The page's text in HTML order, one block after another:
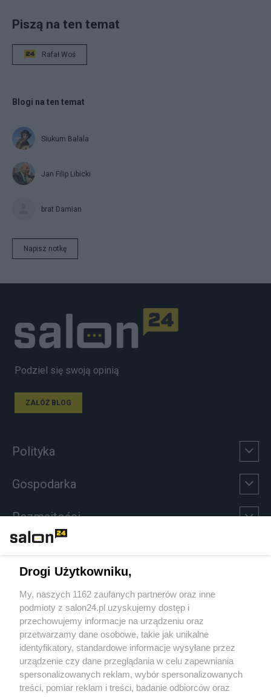
Piszą na ten temat
Rafał Woś
Blogi na ten temat
Siukum Balala
Jan Filip Libicki
brat Damian
Napisz notkę
Podziel się swoją opinią
ZAŁÓŻ BLOG
Polityka
Gospodarka
Rozmaitości
Sport
Społeczeństwo
Kultura
Drogi Użytkowniku,
My, naszych 1162 zaufanych partnerów oraz inne
podmioty z salon24.pl uzyskujemy dostęp i
przechowujemy informacje na urządzeniu oraz
przetwarzamy dane osobowe, takie jak unikalne
identyfikatory, standardowe informacje wysyłane przez
urządzenie czy dane przeglądania w celu zapewniania
spersonalizowanych reklam, wybór spersonalizowanych
treści, pomiar reklam i treści, badanie odbiorców oraz